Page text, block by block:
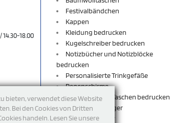
bieten, verwendet diese Website
Bei den Cookies von Dritten
handeln. Lesen Sie unsere
14.30-18.00
Festivalbändchen
Kappen
Kleidung bedrucken
Kugelschreiber bedrucken
Notizbücher und Notizblöcke
bedrucken
Personalisierte Trinkgefäße
Regenschirme
Rucksäcke und Taschen bedrucken
Schlüsselanhänger
Schlüsselbänder